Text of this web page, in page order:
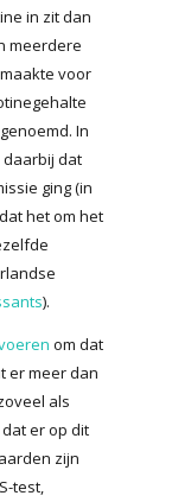
in zit dan
meerdere
voor
In
dat
ging (in
het om het
).
om dat
er meer dan
als
er op dit
zijn
test,